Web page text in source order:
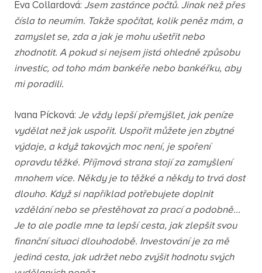
Eva Collardová: Jsem zastánce počtů. Jinak než přes
čísla to neumím. Takže spočítat, kolik peněz mám, a
zamyslet se, zda a jak je mohu ušetřit nebo
zhodnotit. A pokud si nejsem jistá ohledně způsobu
investic, od toho mám bankéře nebo bankéřku, aby
mi poradili.
Ivana Pícková: Je vždy lepší přemýšlet, jak peníze
vydělat než jak uspořit. Uspořit můžete jen zbytné
výdaje, a když takových moc není, je spoření
opravdu těžké. Příjmová strana stojí za zamyšlení
mnohem více. Někdy je to těžké a někdy to trvá dost
dlouho. Když si například potřebujete doplnit
vzdělání nebo se přestěhovat za prací a podobně...
Je to ale podle mne ta lepší cesta, jak zlepšit svou
finanční situaci dlouhodobě. Investování je za mě
jediná cesta, jak udržet nebo zvýšit hodnotu svých